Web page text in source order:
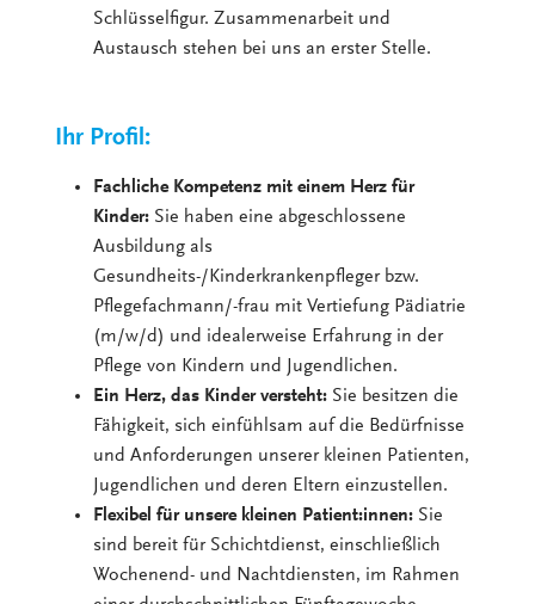
Schlüsselfigur. Zusammenarbeit und
Austausch stehen bei uns an erster Stelle.
Ihr Profil:
Fachliche Kompetenz mit einem Herz für
Kinder: Sie haben eine abgeschlossene
Ausbildung als
Gesundheits-/Kinderkrankenpfleger bzw.
Pflegefachmann/-frau mit Vertiefung Pädiatrie
(m/w/d) und idealerweise Erfahrung in der
Pflege von Kindern und Jugendlichen.
Ein Herz, das Kinder versteht: Sie besitzen die
Fähigkeit, sich einfühlsam auf die Bedürfnisse
und Anforderungen unserer kleinen Patienten,
Jugendlichen und deren Eltern einzustellen.
Flexibel für unsere kleinen Patient:innen: Sie
sind bereit für Schichtdienst, einschließlich
Wochenend- und Nachtdiensten, im Rahmen